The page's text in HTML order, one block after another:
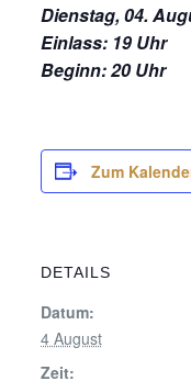
Dienstag, 04.
Einlass: 19 Uhr
Beginn: 20 Uhr
Zum
DETAILS
Datum:
4 August
Zeit: